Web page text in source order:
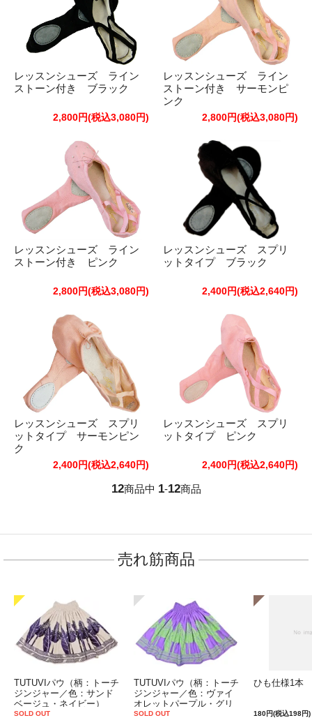
レッスンシューズ ライン
ストーン付き ブラック
2,800円(税込3,080円)
レッスンシューズ ライン
ストーン付き サーモンピ
ンク
2,800円(税込3,080円)
レッスンシューズ ライン
ストーン付き ピンク
2,800円(税込3,080円)
レッスンシューズ スプリ
ットタイプ ブラック
2,400円(税込2,640円)
レッスンシューズ スプリ
ットタイプ サーモンピン
ク
2,400円(税込2,640円)
レッスンシューズ スプリ
ットタイプ ピンク
2,400円(税込2,640円)
12商品中 1-12商品
売れ筋商品
TUTUVIパウ（柄：トーチ
ジンジャー／色：サンド
ベージュ・ネイビー）
SOLD OUT
TUTUVIパウ（柄：トーチ
ジンジャー／色：ヴァイ
オレットパープル・グリ
ーン）
SOLD OUT
ひも仕様1本
180円(税込198円)